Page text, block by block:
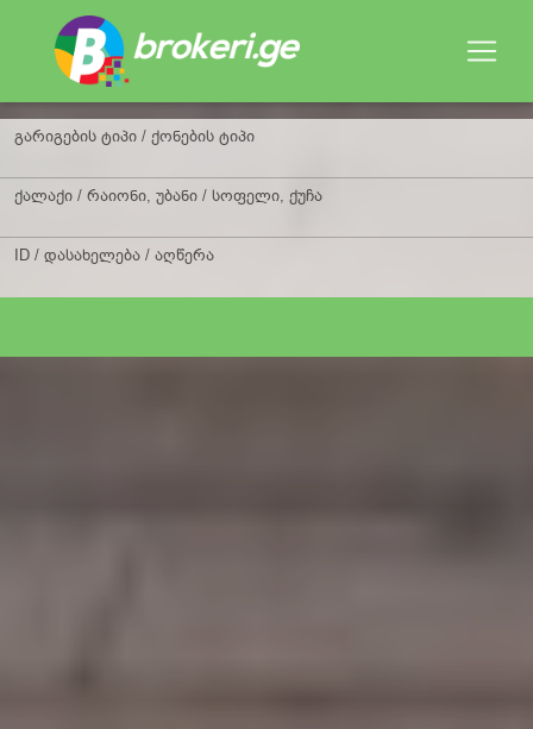
გარიგების ტიპი / ქონების ტიპი
ქალაქი / რაიონი, უბანი / სოფელი, ქუჩა
ID / დასახელება / აღწერა